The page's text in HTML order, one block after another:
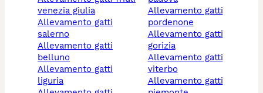
venezia giulia
allevamento gatti
salerno
allevamento gatti
belluno
allevamento gatti
liguria
allevamento gatti
pordenone
allevamento gatti
gorizia
allevamento gatti
viterbo
allevamento gatti